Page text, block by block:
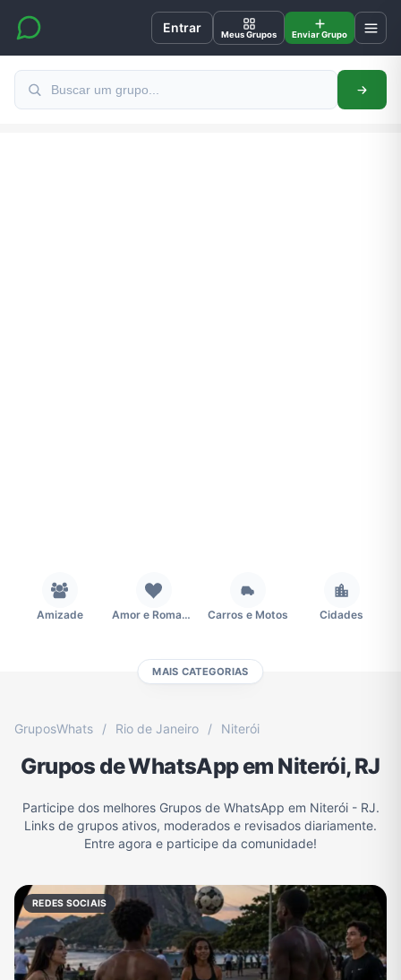
Entrar Meus Grupos Enviar Grupo
Amizade Amor e Romance Carros e Motos Cidades
Esportes Eventos Fãs
Filmes e Séries Frases e Mensagens Futebol Games e Jogos
Ganhar Dinheiro Imobiliária Memes, Engraçados e Zoeira Moda e Beleza
MAIS CATEGORIAS
GruposWhats / Rio de Janeiro / Niterói
Grupos de WhatsApp em Niterói, RJ
Participe dos melhores Grupos de WhatsApp em Niterói - RJ.
Links de grupos ativos, moderados e revisados diariamente.
Entre agora e participe da comunidade!
REDES SOCIAIS